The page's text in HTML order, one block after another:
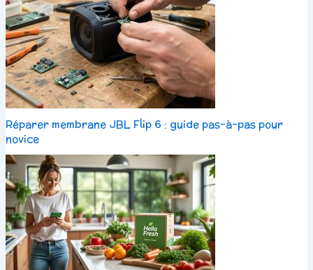
Réparer membrane JBL Flip 6 : guide pas-à-pas pour
novice